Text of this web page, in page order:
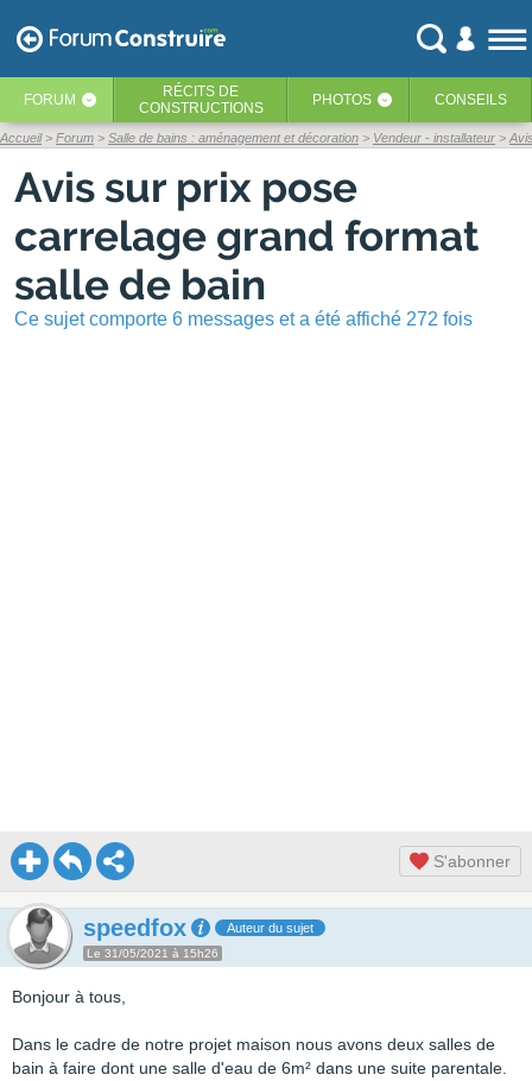
FORUM ‹ RÉCITS DE
CONSTRUCTIONS
PHOTOS ‹ CONSEILS
Accueil Forum Salle de bains : aménagement et décoration Vendeur - installateur
Avis sur prix pose
carrelage grand format
salle de bain
Ce sujet comporte 6 messages et a été affiché 272 fois
S'abonner
speedfox Auteur du sujet
Le 31/05/2021 à 15h26
Bonjour à tous,
Dans le cadre de notre projet maison nous avons deux salles de
bain à faire dont une salle d'eau de 6m² dans une suite parentale.